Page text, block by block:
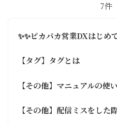
7件
✨✨ピカパカ営業DXはじめ
【タグ】タグとは
【その他】マニュアルの使
【その他】配信ミスをした